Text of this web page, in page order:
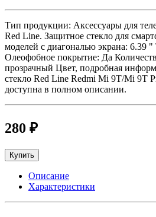
Тип продукции: Аксессуары для
Red Line. Защитное стекло для
моделей с диагональю экрана: 6.39 "
Олеофобное покрытие: Да
прозрачный Цвет, подробная
стекло Red Line Redmi Mi 9T/Mi 9T
доступна в полном описании.
280 ₽
Купить
Описание
Характеристики